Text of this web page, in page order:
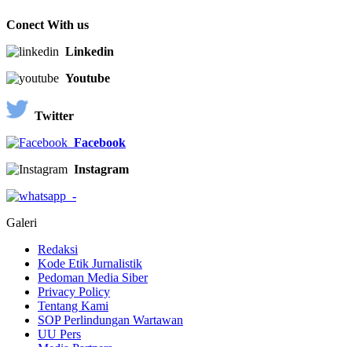
Conect With us
Linkedin
Youtube
Twitter
Facebook
Instagram
-
Galeri
Redaksi
Kode Etik Jurnalistik
Pedoman Media Siber
Privacy Policy
Tentang Kami
SOP Perlindungan Wartawan
UU Pers